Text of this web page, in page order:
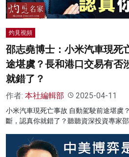
灼見視頻
邵志堯博士：小米汽車現死
途堪虞？長和港口交易有否
就錯了？
作者: 本社編輯部 2025-04-11
小米汽車現死亡事故 自動駕駛前途堪虞
斷，認真你就錯了？聽聽資深投資專家邵